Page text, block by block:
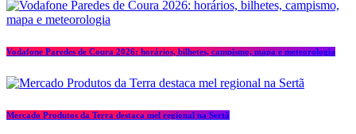
Vodafone Paredes de Coura 2026: horários, bilhetes, campismo, mapa e meteorologia
Mercado Produtos da Terra destaca mel regional na Sertã